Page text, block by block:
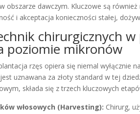
obszarze dawczym. Kluczowe są
i akceptacja konieczności stałej,
chirurgicznych w
poziomie mikronów
rzęs opiera się niemal wyłącznie
uznawana za złoty standard w tej
składa się z trzech kluczowych
włosowych (Harvesting): Chirurg,